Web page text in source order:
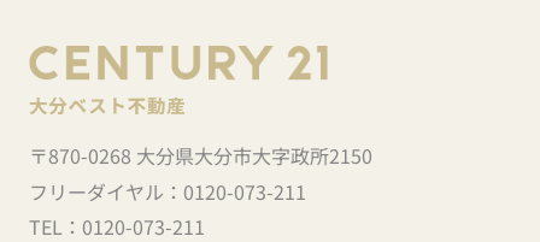
〒870-0268 大分県大分市大字政所2150
フリーダイヤル： 0120-073-211
TEL： 0120-073-211